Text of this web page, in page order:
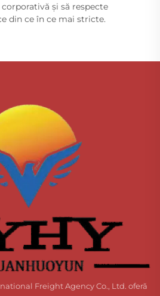
și să respecte
din ce în ce mai stricte.
Freight Agency Co., Ltd. oferă